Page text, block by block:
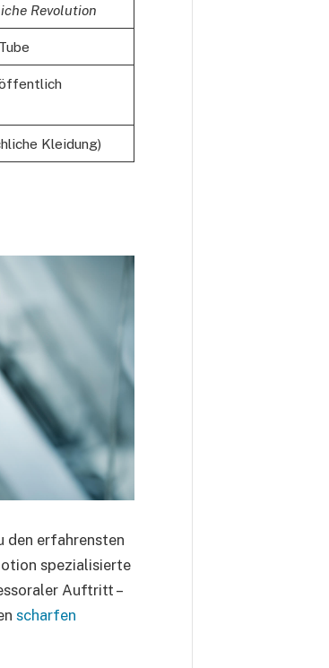
Revolution
öffentlich
Kleidung)
den erfahrensten
spezialisierte
Auftritt –
scharfen